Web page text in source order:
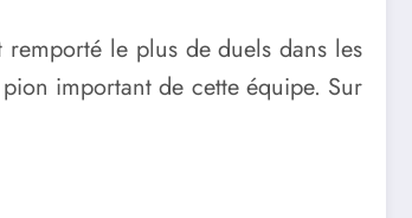
le plus de duels dans les
important de cette équipe. Sur